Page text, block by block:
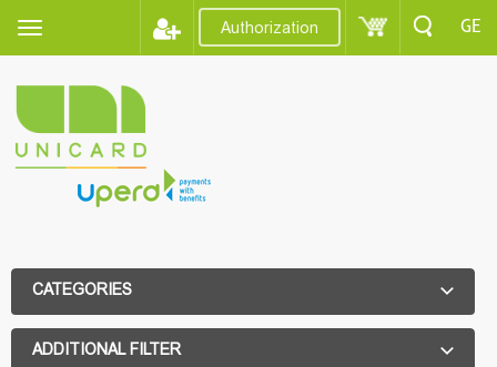
Authorization GE
CATEGORIES
ADDITIONAL FILTER